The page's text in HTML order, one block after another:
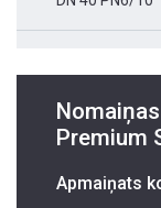
Premium
Apmaiņats